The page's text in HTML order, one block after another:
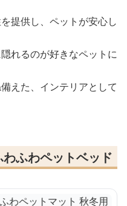
提供し、ペットが安心し
れるのが好きなペットに
えた、インテリアとして
ふわペットベッド